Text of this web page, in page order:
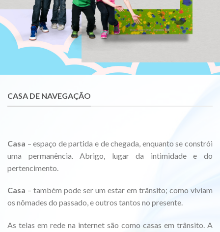
CASA DE NAVEGAÇÃO
Casa – espaço de partida e de chegada, enquanto se constrói
uma permanência. Abrigo, lugar da intimidade e do
pertencimento.
Casa – também pode ser um estar em trânsito; como viviam
os nômades do passado, e outros tantos no presente.
As telas em rede na internet são como casas em trânsito. A